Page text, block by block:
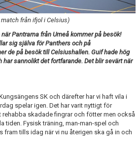
från ifjol i Celsius)
Pantrarna från Umeå kommer på besök!
sig själva för Panthers och på
de på besök till Celsiushallen. Guif hade hög
sannolikt det fortfarande. Det blir sevärt när
SK och därefter har vi haft vila i
spelar igen. Det har varit nyttigt för
skadade fingrar och fötter men också
tiden. Fysisk träning, man-man-spel och
fram tills idag när vi nu återigen ska gå in och